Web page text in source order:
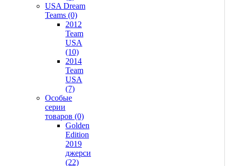
USA Dream
Teams (0)
2012
Team
USA
(10)
2014
Team
USA
(7)
Особые
серии
товаров (0)
Golden
Edition
2019
джерси
(22)